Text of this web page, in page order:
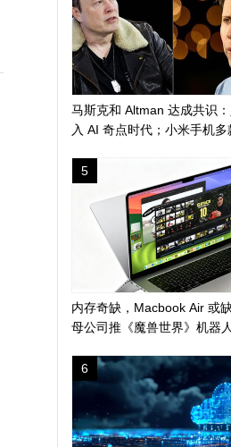
马斯克和 Altman 达成共识
入 AI 奇点时代；小米手机多
致产品延期发布
5
内存奇缺，Macbook Air 或
母公司推《魔兽世界》机器
6